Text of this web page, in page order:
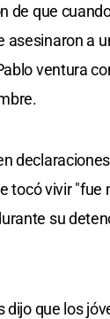
de que
asesinaron a
ventura
tocó vivir "fue
su
dijo que los